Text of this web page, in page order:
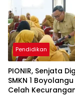
Pendidikan
PIONIR, Senjata
SMKN 1
Celah